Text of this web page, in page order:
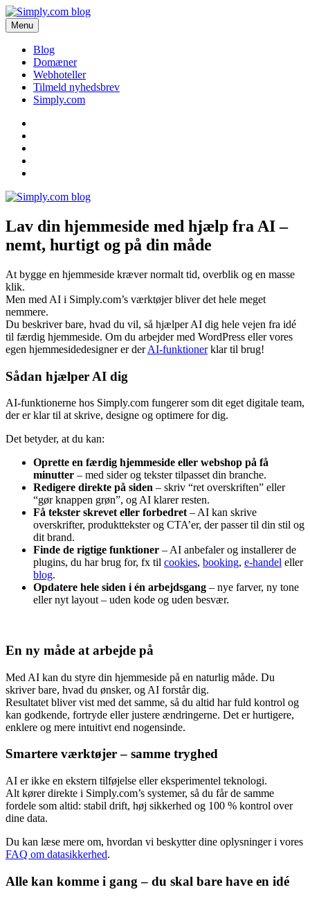
Videre
til
indhold
Simply.com blog
Få de seneste nyheder om domæner og webhoteller her.
Menu
Blog
Domæner
Webhoteller
Tilmeld nyhedsbrev
Simply.com
Lav din hjemmeside med hjælp fra AI –
nemt, hurtigt og på din måde
At bygge en hjemmeside kræver normalt tid, overblik og en masse
klik.
Men med AI i Simply.com’s værktøjer bliver det hele meget
nemmere.
Du beskriver bare, hvad du vil, så hjælper AI dig hele vejen fra idé
til færdig hjemmeside. Om du arbejder med WordPress eller vores
egen hjemmesidedesigner er derAI-funktionerklar til brug!
Sådan hjælper AI dig
AI-funktionerne hos Simply.com fungerer som dit eget digitale team,
der er klar til at skrive, designe og optimere for dig.
Det betyder, at du kan:
Oprette en færdig hjemmeside eller webshop på få
minutter – med sider og tekster tilpasset din branche.
Redigere direkte på siden – skriv “ret overskriften” eller
“gør knappen grøn”, og AI klarer resten.
Få tekster skrevet eller forbedret – AI kan skrive
overskrifter, produkttekster og CTA’er, der passer til din stil og
dit brand.
Finde de rigtige funktioner – AI anbefaler og installerer de
plugins, du har brug for, fx til cookies, booking, e-handel eller
blog.
Opdatere hele siden i én arbejdsgang – nye farver, ny tone
eller nyt layout – uden kode og uden besvær.
En ny måde at arbejde på
Med AI kan du styre din hjemmeside på en naturlig måde. Du
skriver bare, hvad du ønsker, og AI forstår dig.
Resultatet bliver vist med det samme, så du altid har fuld kontrol og
kan godkende, fortryde eller justere ændringerne. Det er hurtigere,
enklere og mere intuitivt end nogensinde.
Smartere værktøjer – samme tryghed
AI er ikke en ekstern tilføjelse eller eksperimentel teknologi.
Alt kører direkte i Simply.com’s systemer, så du får de samme
fordele som altid: stabil drift, høj sikkerhed og 100 % kontrol over
dine data.
Du kan læse mere om, hvordan vi beskytter dine oplysninger i vores
FAQ om datasikkerhed.
Alle kan komme i gang – du skal bare have en idé